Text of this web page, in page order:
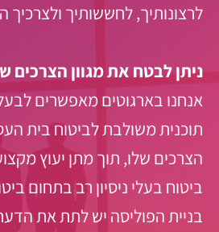
לרצונותיך, לחששותיך ולצרכיך
ניתן לבטח את מגוון
אנחנו בארגוטים מאפשרים
תוכנית משולבת לביטוח בית
הצרכים שלו, תוך מתן יעוץ
ביטוח בעלי ניסיון רב בתחום
בניית הפוליסה יש לתת את הדעת